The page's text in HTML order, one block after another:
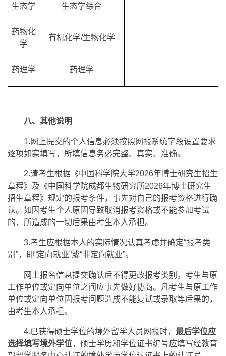
生态学 生态学综合
药物化
学
有机化学/生物化学
药理学 药理学
八、其他说明
1.网上提交的个人信息必须按照网报系统字段设置要求
逐项如实填写，所填信息务必完整、真实、准确。
2.请考生根据《中国科学院大学2026年博士研究生招生
章程》及《中国科学院成都生物研究所2026年博士研究生
招生章程》规定的报考条件，事先对自己的报考资格进行确
认。如因考生个人原因导致取消报考资格或不能参加考试
的，所造成的一切后果由考生本人承担。
3.考生应根据本人的实际情况认真考虑并确定“报考类
别”，即“定向就业”或“非定向就业”。
网上报名信息提交确认后不得更改报考类别。考生与原
工作单位或定向单位之间应事先做好协商。凡考生与原工作
单位或定向单位因报考问题造成不能复试或录取等后果的，
由考生本人承担。
4.已获得硕士学位的境外留学人员网报时， 最后学位应
选择填写境外学位，硕士学历和学位证书编号应填写经教育